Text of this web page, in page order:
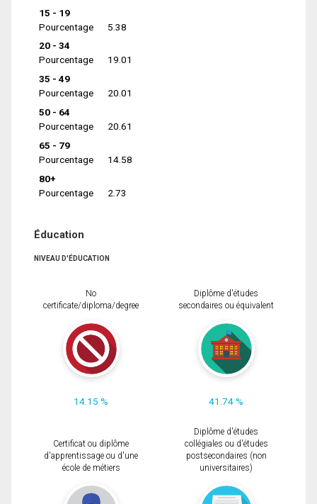
15 - 19
Pourcentage
5.38
20 - 34
Pourcentage
19.01
35 - 49
Pourcentage
20.01
50 - 64
Pourcentage
20.61
65 - 79
Pourcentage
14.58
80+
Pourcentage
2.73
Éducation
NIVEAU D'ÉDUCATION
No
certificate/diploma/degree
14.15 %
Diplôme d'études
secondaires ou équivalent
41.74 %
Certificat ou diplôme
d'apprentissage ou d'une
école de métiers
Diplôme d'études
collégiales ou d'études
postsecondaires (non
universitaires)